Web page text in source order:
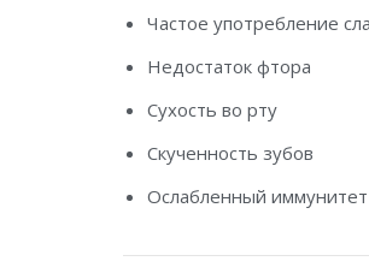
Частое употребление
Недостаток фтора
Сухость во рту
Скученность зубов
Ослабленный иммунитет